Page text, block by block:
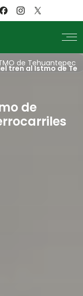
de Tehuantepec
tren al Istmo de
de Tehuantepec
de